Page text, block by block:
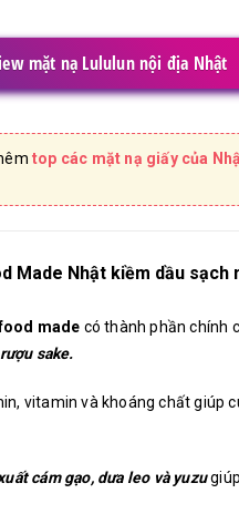
mặt nạ Lululun nội địa Nhật
top các mặt nạ giấy của
Made Nhật kiềm dầu sạch
made có thành phần chính
sake.
vitamin và khoáng chất giúp
cám gạo, dưa leo và yuzu